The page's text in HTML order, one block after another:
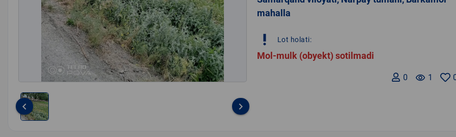
keyboard_arrow_left keyboard_arrow_right
mahalla
priority_high Lot holati:
Mol-mulk (obyekt) sotilmadi
remove_red_eye 1
0